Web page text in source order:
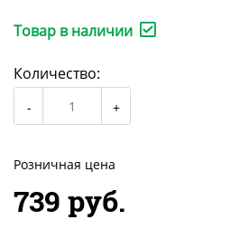
Товар в наличии
Количество:
Розничная цена
739 руб.